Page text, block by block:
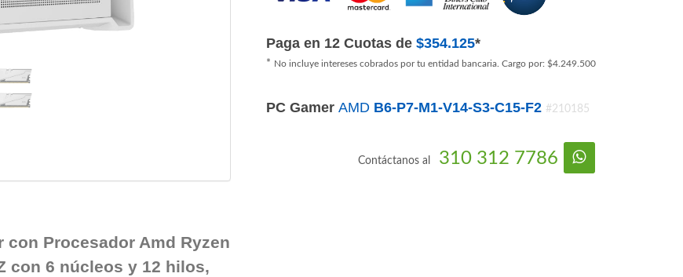
con Procesador Amd Ryzen
con 6 núcleos y 12 hilos,
Paga en 12 Cuotas de$354.125*
* No incluye intereses cobrados por tu entidad bancaria. Cargo por: $4.249.500
PC GamerAMD B6-P7-M1-V14-S3-C15-F2 #210185
Contáctanos al 310 312 7786